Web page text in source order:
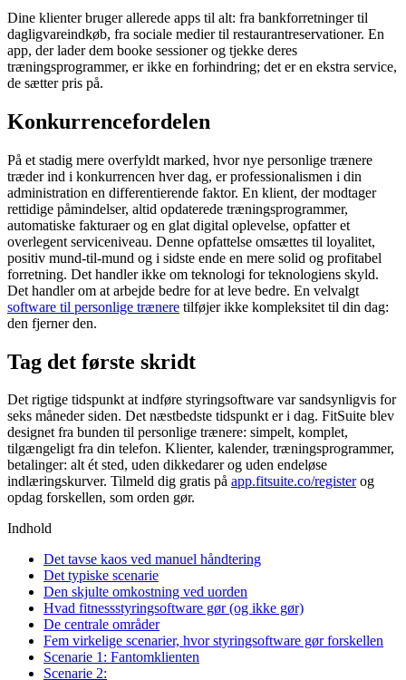
Dine klienter bruger allerede apps til alt: fra bankforretninger til
dagligvareindkøb, fra sociale medier til restaurantreservationer. En
app, der lader dem booke sessioner og tjekke deres
træningsprogrammer, er ikke en forhindring; det er en ekstra service,
de sætter pris på.
Konkurrencefordelen
På et stadig mere overfyldt marked, hvor nye personlige trænere
træder ind i konkurrencen hver dag, er professionalismen i din
administration en differentierende faktor. En klient, der modtager
rettidige påmindelser, altid opdaterede træningsprogrammer,
automatiske fakturaer og en glat digital oplevelse, opfatter et
overlegent serviceniveau. Denne opfattelse omsættes til loyalitet,
positiv mund-til-mund og i sidste ende en mere solid og profitabel
forretning. Det handler ikke om teknologi for teknologiens skyld.
Det handler om at arbejde bedre for at leve bedre. En velvalgt
software til personlige trænere tilføjer ikke kompleksitet til din dag:
den fjerner den.
Tag det første skridt
Det rigtige tidspunkt at indføre styringsoftware var sandsynligvis for
seks måneder siden. Det næstbedste tidspunkt er i dag. FitSuite blev
designet fra bunden til personlige trænere: simpelt, komplet,
tilgængeligt fra din telefon. Klienter, kalender, træningsprogrammer,
betalinger: alt ét sted, uden dikkedarer og uden endeløse
indlæringskurver. Tilmeld dig gratis på app.fitsuite.co/registerog
opdag forskellen, som orden gør.
Indhold
Det tavse kaos ved manuel håndtering
Det typiske scenarie
Den skjulte omkostning ved uorden
Hvad fitnessstyringsoftware gør (og ikke gør)
De centrale områder
Fem virkelige scenarier, hvor styringsoftware gør forskellen
Scenarie 1: Fantomklienten
Scenarie 2: